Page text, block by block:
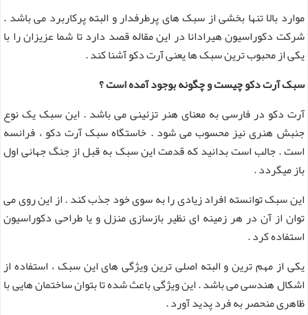
موارد بالا تنها بخشی از سبک های پرطرفدار و البته پرکاربرد می باشد .
شرکت دکوراسیون هیرادانا در این مقاله قصد دارد تا شما عزیزان را با
یکی از محبوب ترین سبک ها یعنی آرت دکو آشنا کند .
سبک آرت دکو چیست و چگونه بوجود آمده است ؟
آرت دکو در فارسی به معنای هنر تزئینی می باشد . این سبک یک نوع
جنبش هنری نیز محسوب می شود . خاستگاه سبک آرت دکو ، فرانسه
است . جالب است بدانید که قدمت این سبک به قبل از جنگ جهانی اول
باز میگردد .
این سبک توانسته افراد زیادی را به سوی خود جذب کند . از این روی می
توان از آن در هر زمینه ای نظیر بازسازی منزل و یا طراحی دکوراسیون
استفاده کرد .
یکی از مهم ترین و البته اصلی ترین ویژگی های این سبک ، استفاده از
اشکال هندسی می باشد . این ویژگی باعث شده تا بتوان ساختمان هایی با
ظاهری منحصر به فرد پدید آورد .